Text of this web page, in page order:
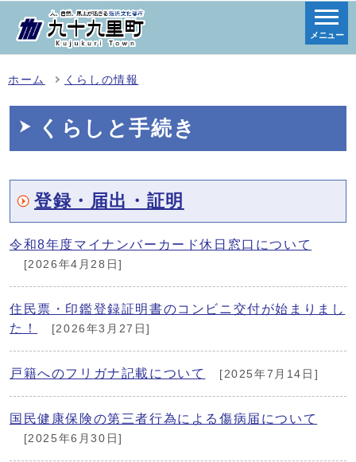
メニュー
ホーム くらしの情報
くらしと手続き
登録・届出・証明
令和8年度マイナンバーカード休日窓口について
[2026年4月28日]
住民票・印鑑登録証明書のコンビニ交付が始まりまし
た！
[2026年3月27日]
戸籍へのフリガナ記載について [2025年7月14日]
国民健康保険の第三者行為による傷病届について
[2025年6月30日]